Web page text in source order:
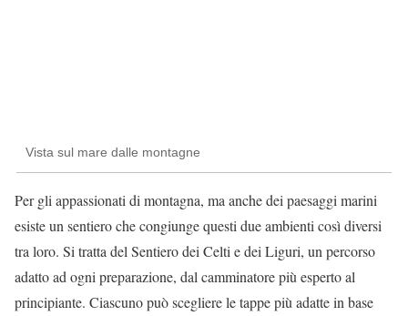
Vista sul mare dalle montagne
Per gli appassionati di montagna, ma anche dei paesaggi marini
esiste un sentiero che congiunge questi due ambienti così diversi
tra loro. Si tratta del Sentiero dei Celti e dei Liguri, un percorso
adatto ad ogni preparazione, dal camminatore più esperto al
principiante. Ciascuno può scegliere le tappe più adatte in base